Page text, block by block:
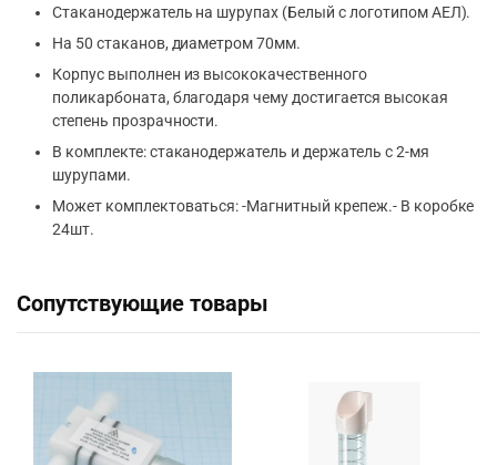
Стаканодержатель на шурупах (Белый с логотипом АЕЛ).
На 50 стаканов, диаметром 70мм.
Корпус выполнен из высококачественного
поликарбоната, благодаря чему достигается высокая
степень прозрачности.
В комплекте: стаканодержатель и держатель с 2-мя
шурупами.
Может комплектоваться: -Магнитный крепеж.- В коробке
24шт.
Сопутствующие товары